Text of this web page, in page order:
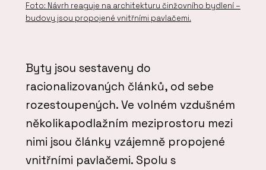
Foto: Návrh reaguje na architekturu činžovního bydlení –
budovy jsou propojené vnitřními pavlačemi.
Byty jsou sestaveny do
racionalizovaných článků, od sebe
rozestoupených. Ve volném vzdušném
několikapodlažním meziprostoru mezi
nimi jsou články vzájemně propojené
vnitřními pavlačemi. Spolu s